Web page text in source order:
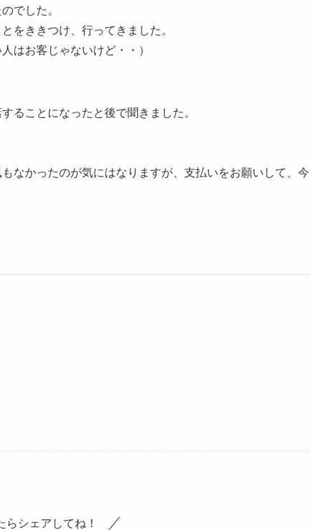
でした。
をききつけ、行ってきました。
はお客じゃないけど・・）
ることになったと後で聞きました。
なかったのが気にはなりますが、支払いをお願いして、今
らシェアしてね！